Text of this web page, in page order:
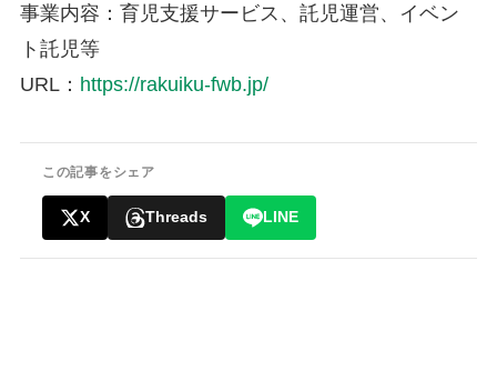
事業内容：育児支援サービス、託児運営、イベン
ト託児等
URL： https://rakuiku-fwb.jp/
この記事をシェア
X Threads LINE